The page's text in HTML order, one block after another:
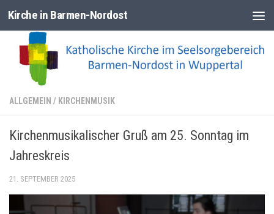
Zum Inhalt springen
Kirche in Barmen-Nordost
ALLGEMEIN / KIRCHENMUSIK
Kirchenmusikalischer Gruß am 25. Sonntag im
Jahreskreis
21. SEPTEMBER 2025